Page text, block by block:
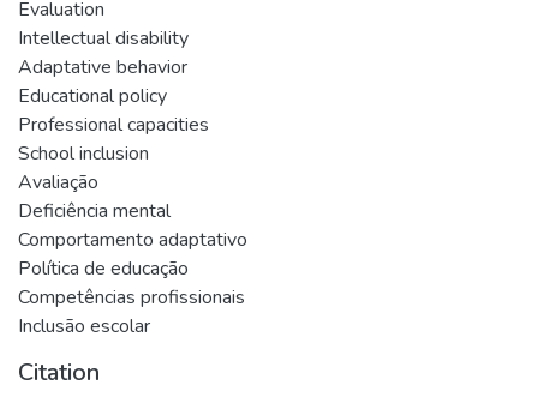
Evaluation
Intellectual disability
Adaptative behavior
Educational policy
Professional capacities
School inclusion
Avaliação
Deficiência mental
Comportamento adaptativo
Política de educação
Competências profissionais
Inclusão escolar
Citation